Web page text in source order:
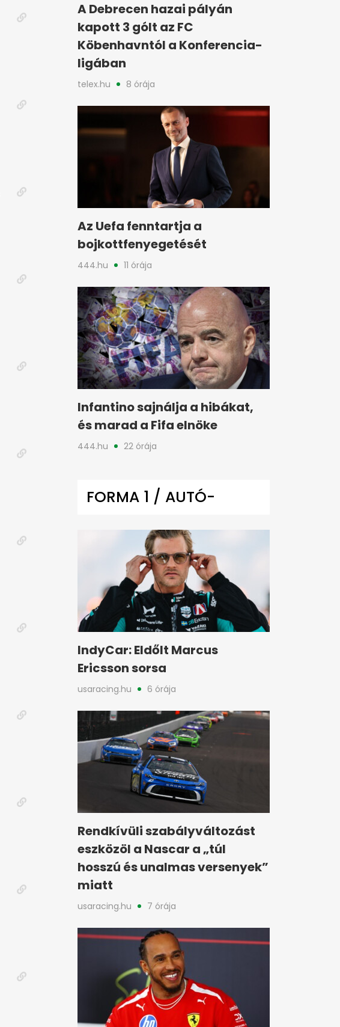
A Debrecen hazai pályán
kapott 3 gólt az FC
Köbenhavntól a Konferencia-
ligában
telex.hu 8 órája
Az Uefa fenntartja a
bojkottfenyegetését
444.hu 11 órája
Infantino sajnálja a hibákat,
és marad a Fifa elnöke
444.hu 22 órája
FORMA 1 / AUTÓ-
MOTOR
IndyCar: Eldőlt Marcus
Ericsson sorsa
usaracing.hu 6 órája
Rendkívüli szabályváltozást
eszközöl a Nascar a „túl
hosszú és unalmas versenyek”
miatt
usaracing.hu 7 órája